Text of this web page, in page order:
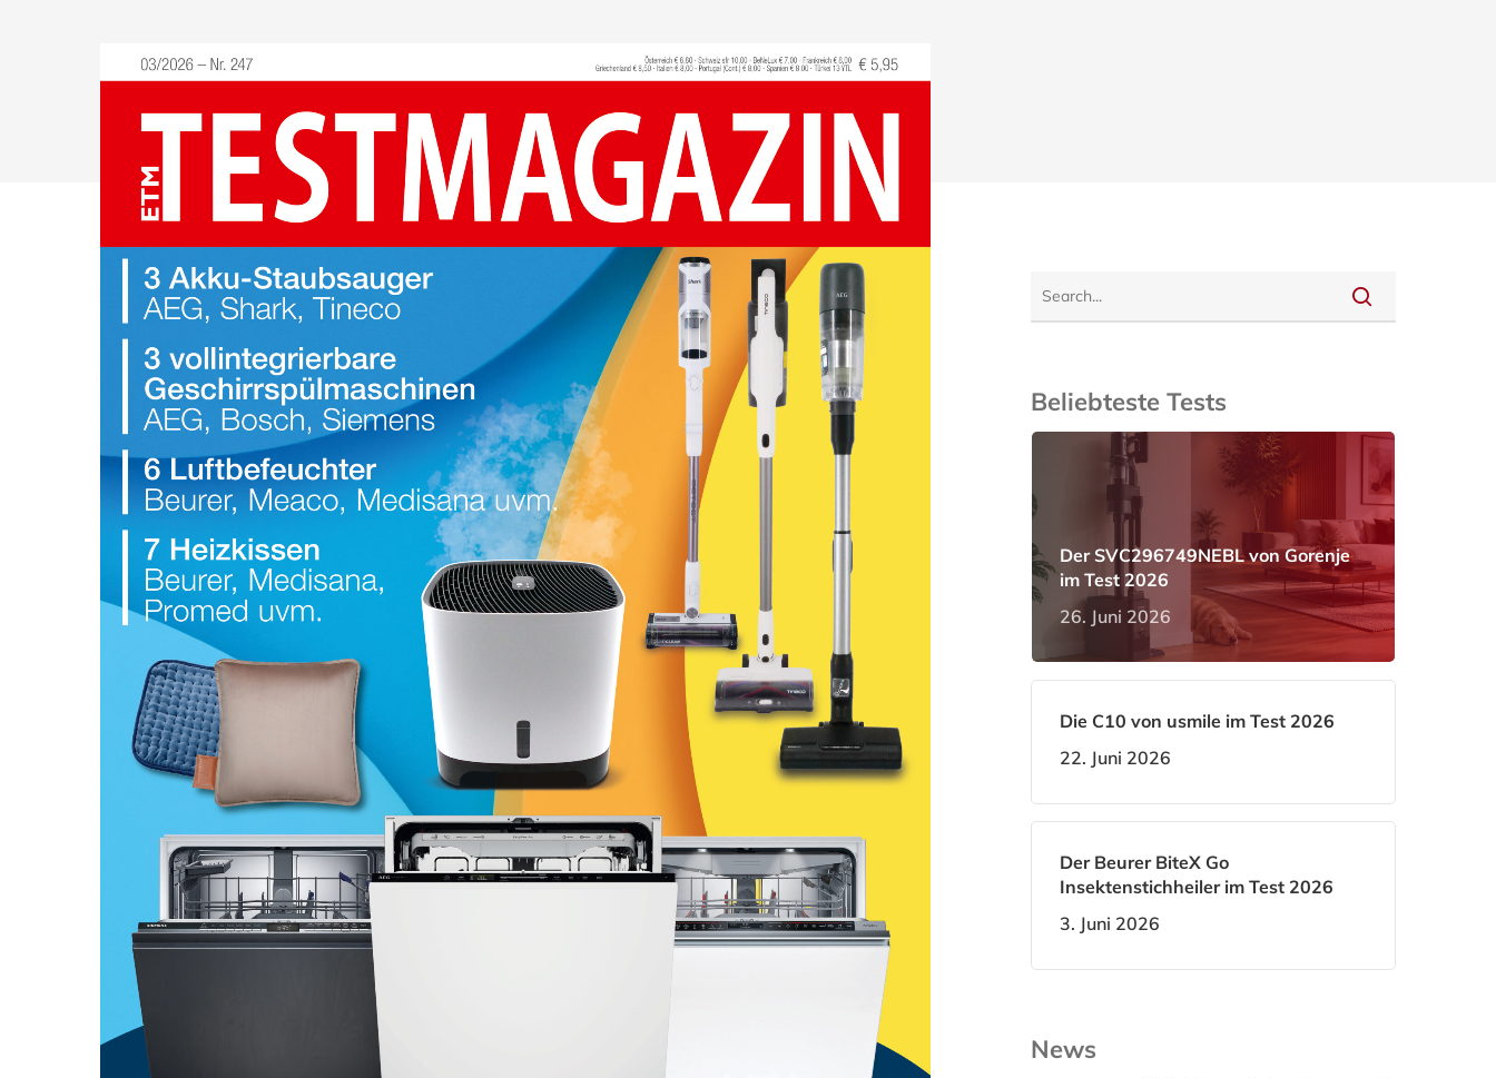
Drücken Sie Enter zum Suchen oder ESC zum Schließen.
Beliebteste Tests
Der SVC296749NEBL von Gorenje
im Test 2026
26. Juni 2026
Die C10 von usmile im Test 2026
22. Juni 2026
Der Beurer BiteX Go
Insektenstichheiler im Test 2026
3. Juni 2026
News